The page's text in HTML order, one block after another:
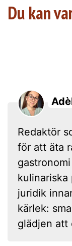
Du kan
Redaktör
för att äta
kulinariska
juridik
kärlek:
glädjen att